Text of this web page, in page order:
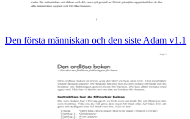
Den första människan och den siste Adam v1.1